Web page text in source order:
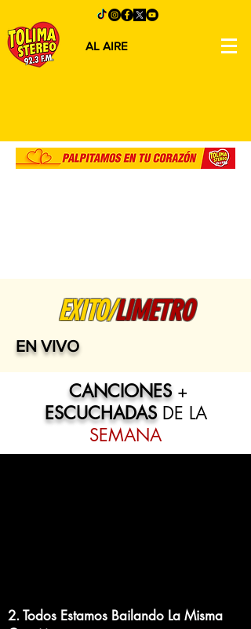
AL AIRE
EXITO/LIMETRO
EN VIVO
CANCIONES+
ESCUCHADASDE LA
SEMANA
2. Todos Estamos Bailando La Misma